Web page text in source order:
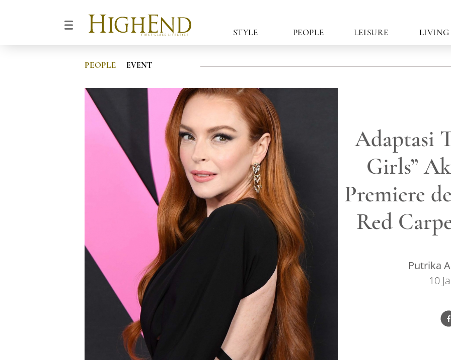
STYLE PEOPLE LEISURE LIVING
PEOPLE EVENT
Adaptasi
Girls”
Premiere
Red
Putrika
10